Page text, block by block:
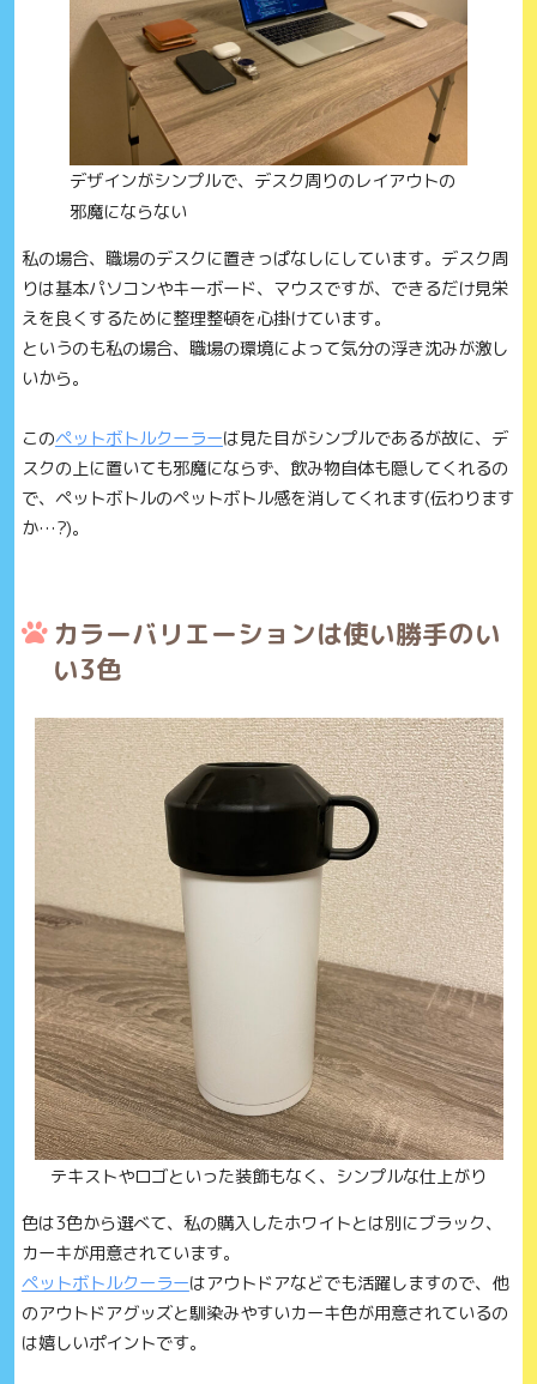
デザインがシンプルで、デスク周りのレイアウトの
邪魔にならない
私の場合、職場のデスクに置きっぱなしにしています。デスク周
りは基本パソコンやキーボード、マウスですが、できるだけ見栄
えを良くするために整理整頓を心掛けています。
というのも私の場合、職場の環境によって気分の浮き沈みが激し
いから。
このペットボトルクーラーは見た目がシンプルであるが故に、デ
スクの上に置いても邪魔にならず、飲み物自体も隠してくれるの
で、ペットボトルのペットボトル感を消してくれます(伝わります
か…?)。
カラーバリエーションは使い勝手のい
い3色
テキストやロゴといった装飾もなく、シンプルな仕上がり
色は3色から選べて、私の購入したホワイトとは別にブラック、
カーキが用意されています。
ペットボトルクーラーはアウトドアなどでも活躍しますので、他
のアウトドアグッズと馴染みやすいカーキ色が用意されているの
は嬉しいポイントです。